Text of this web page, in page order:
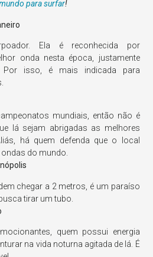
para surfar!
Ela é reconhecida por
onda nesta época, justamente
Por isso, é mais indicada para
mundiais, então não é
lá sejam abrigadas as melhores
há quem defenda que o local
do mundo.
chegar a 2 metros, é um paraíso
tirar um tubo.
quem possui energia
na vida noturna agitada de lá. É